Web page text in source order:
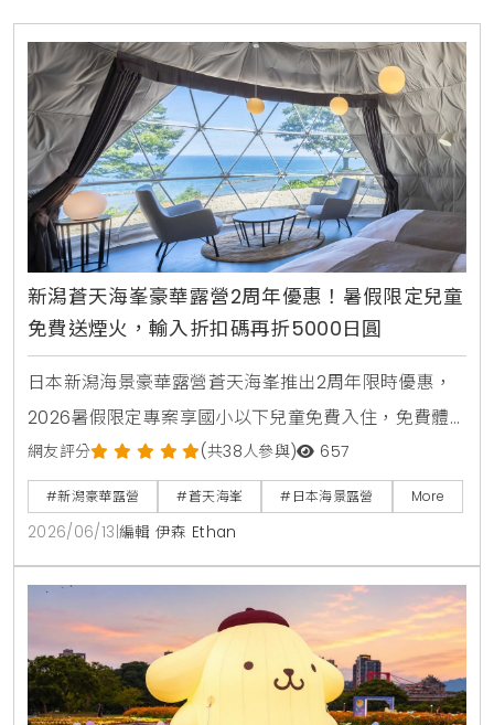
新潟蒼天海峯豪華露營2周年優惠！暑假限定兒童
免費送煙火，輸入折扣碼再折5000日圓
日本新潟海景豪華露營蒼天海峯推出2周年限時優惠，
2026暑假限定專案享國小以下兒童免費入住，免費體
驗日本煙火與撈水球，享受私人海景三溫暖與新潟在地
頂級烤肉。
網友評分 (共38人參與) 657
#新潟豪華露營 #蒼天海峯 #日本海景露營 More
2026/06/13 編輯 伊森 Ethan